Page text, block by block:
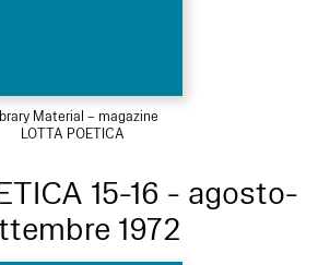
Material – magazine
LOTTA POETICA
15-16 - agosto-
1972